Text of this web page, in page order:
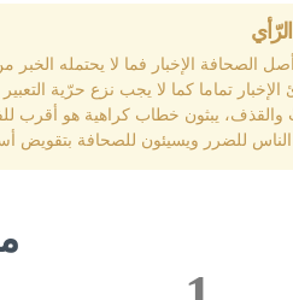
الصحافة الإخبار فما لا يحتمله
تماما كما لا يجب نزع حرّية
والقذف، يبثون خطاب كراهية هو أقرب
للضرر ويسيئون للصحافة بتقويض